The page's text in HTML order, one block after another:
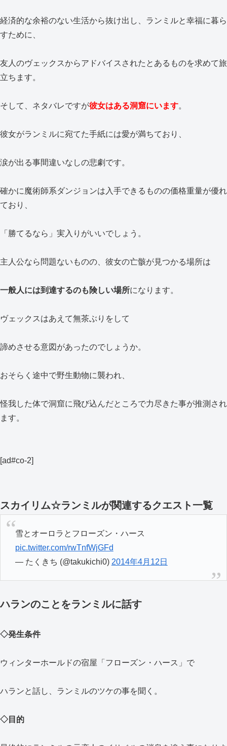
経済的な余裕のない生活から抜け出し、ランミルと幸福に暮ら
すために、
友人のヴェックスからアドバイスされたとあるものを求めて旅
立ちます。
そして、ネタバレですが彼女はある洞窟にいます。
彼女がランミルに宛てた手紙には愛が満ちており、
涙が出る事間違いなしの悲劇です。
確かに魔術師系ダンジョンは入手できるものの価格重量が優れ
ており、
「勝てるなら」実入りがいいでしょう。
主人公なら問題ないものの、彼女の亡骸が見つかる場所は
一般人には到達するのも険しい場所になります。
ヴェックスはあえて無茶ぶりをして
諦めさせる意図があったのでしょうか。
おそらく途中で野生動物に襲われ、
怪我した体で洞窟に飛び込んだところで力尽きた事が推測され
ます。
[ad#co-2]
スカイリム☆ランミルが関連するクエスト一覧
雪とオーロラとフローズン・ハース
pic.twitter.com/rwTnfWjGFd
— たくきち (@takukichi0) 2014年4月12日
ハランのことをランミルに話す
◇発生条件
ウィンターホールドの宿屋「フローズン・ハース」で
ハランと話し、ランミルのツケの事を聞く。
◇目的